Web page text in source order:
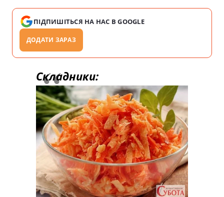
ПІДПИШІТЬСЯ НА НАС В GOOGLE
ДОДАТИ ЗАРАЗ
Складники: